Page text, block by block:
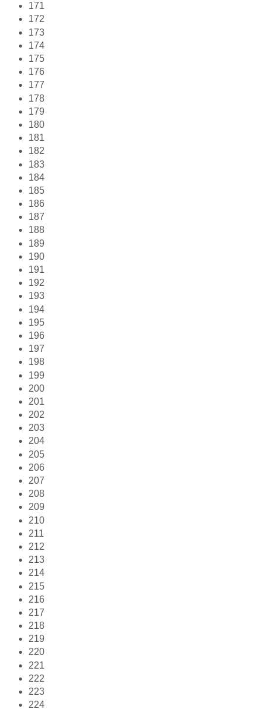
171
172
173
174
175
176
177
178
179
180
181
182
183
184
185
186
187
188
189
190
191
192
193
194
195
196
197
198
199
200
201
202
203
204
205
206
207
208
209
210
211
212
213
214
215
216
217
218
219
220
221
222
223
224